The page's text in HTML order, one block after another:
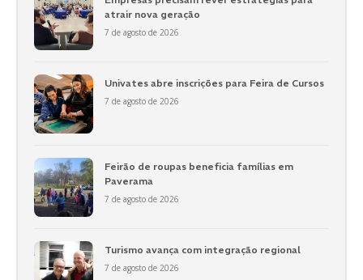
atrair nova geração
7 de agosto de 2026
Univates abre inscrições para Feira de Cursos
7 de agosto de 2026
Feirão de roupas beneficia famílias em
Paverama
7 de agosto de 2026
Turismo avança com integração regional
7 de agosto de 2026